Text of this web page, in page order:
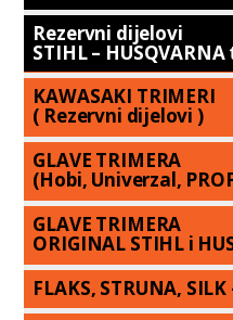
Rezervni dijelovi
STIHL –
KAWASAKI TRIMERI
( Rezervni dijelovi )
GLAVE TRIMERA
(Hobi, Univerzal,
GLAVE TRIMERA
ORIGINAL STIHL i
FLAKS, STRUNA,